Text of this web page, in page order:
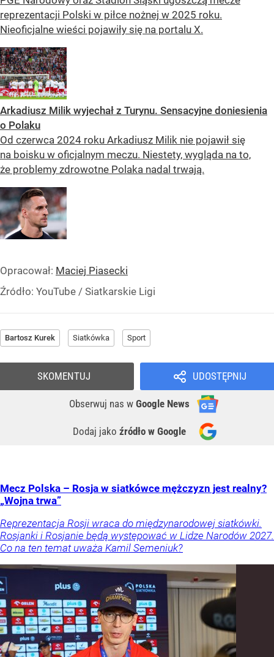
reprezentacji Polski w piłce nożnej w 2025 roku.
Nieoficjalne wieści pojawiły się na portalu X.
Arkadiusz Milik wyjechał z Turynu. Sensacyjne doniesienia
o Polaku
Od czerwca 2024 roku Arkadiusz Milik nie pojawił się
na boisku w oficjalnym meczu. Niestety, wygląda na to,
że problemy zdrowotne Polaka nadal trwają.
Opracował: Maciej Piasecki
Źródło: YouTube / Siatkarskie Ligi
Bartosz Kurek Siatkówka Sport
UDOSTĘPNIJ
Obserwuj nas w Google News
Dodaj jako źródło w Google
SKOMENTUJ
Mecz Polska – Rosja w siatkówce mężczyzn jest realny?
„Wojna trwa”
Reprezentacja Rosji wraca do międzynarodowej siatkówki.
Rosjanki i Rosjanie będą występować w Lidze Narodów 2027.
Co na ten temat uważa Kamil Semeniuk?